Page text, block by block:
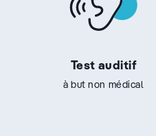
Test auditif
à but non médical